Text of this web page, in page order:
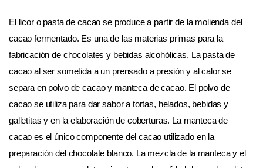
El licor o pasta de cacao se produce a partir de la molienda del
cacao fermentado. Es una de las materias primas para la
fabricación de chocolates y bebidas alcohólicas. La pasta de
cacao al ser sometida a un prensado a presión y al calor se
separa en polvo de cacao y manteca de cacao. El polvo de
cacao se utiliza para dar sabor a tortas, helados, bebidas y
galletitas y en la elaboración de coberturas. La manteca de
cacao es el único componente del cacao utilizado en la
preparación del chocolate blanco. La mezcla de la manteca y el